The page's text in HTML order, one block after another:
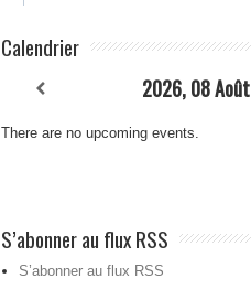
Calendrier
2026, 08 Août
There are no upcoming events.
S’abonner au flux RSS
S’abonner au flux RSS